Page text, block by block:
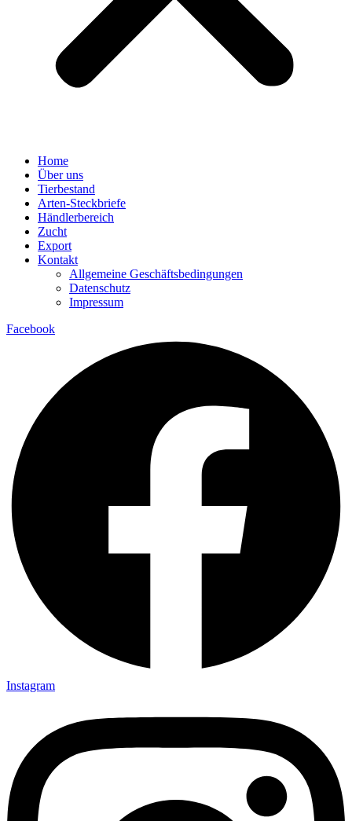
Home
Über uns
Tierbestand
Arten-Steckbriefe
Händlerbereich
Zucht
Export
Kontakt
Allgemeine Geschäftsbedingungen
Datenschutz
Impressum
Facebook
Instagram